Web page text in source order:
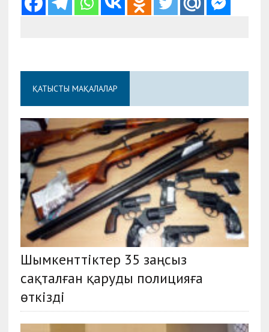
ҚАТЫСТЫ МАҚАЛАЛАР
Шымкенттіктер 35 заңсыз
сақталған қаруды полицияға
өткізді